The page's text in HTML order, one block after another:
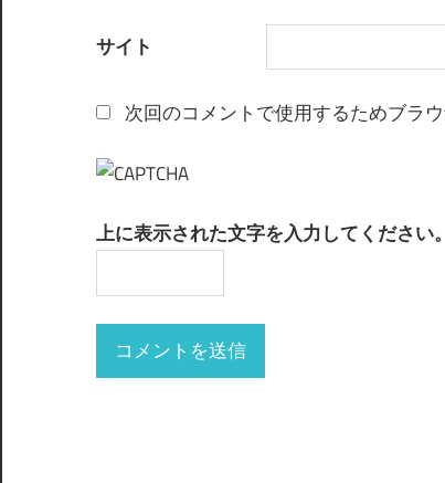
サイト
次回のコメントで使用するためブラ
上に表示された文字を入力してください。